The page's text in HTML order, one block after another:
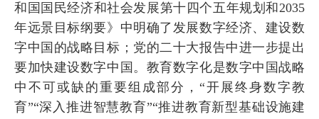
和国国民经济和社会发展第十四个五年规划和2035
年远景目标纲要》中明确了发展数字经济、建设数
字中国的战略目标；党的二十大报告中进一步提出
要加快建设数字中国。教育数字化是数字中国战略
中不可或缺的重要组成部分，“开展终身数字教
育”“深入推进智慧教育”“推进教育新型基础设施建